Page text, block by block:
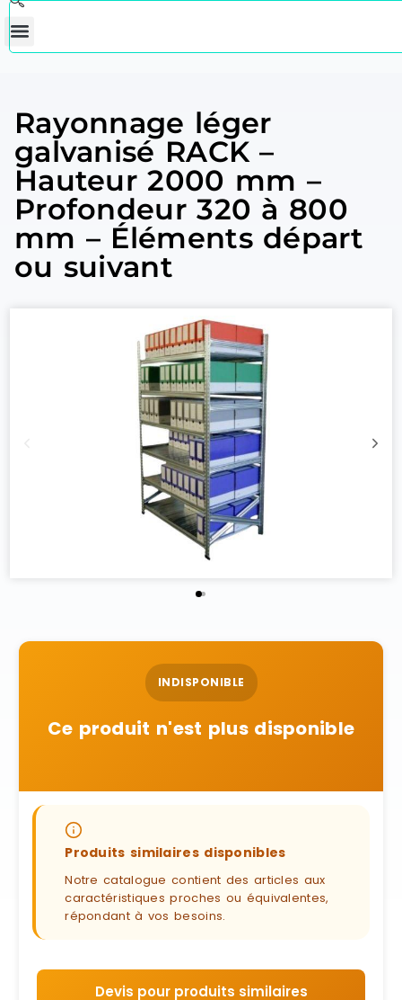
Rayonnage léger
galvanisé RACK –
Hauteur 2000 mm –
Profondeur 320 à 800
mm – Éléments départ
ou suivant
INDISPONIBLE
Ce produit n'est plus disponible
Produits similaires disponibles
Notre catalogue contient des articles aux
caractéristiques proches ou équivalentes,
répondant à vos besoins.
Devis pour produits similaires